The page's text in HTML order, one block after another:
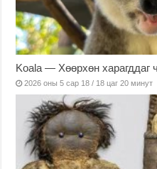
Koala — Хөөрхөн харагддаг
2026 оны 5 сар 18 / 18 цаг 20 минут